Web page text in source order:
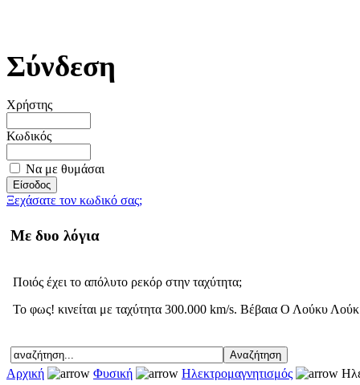
Σύνδεση
Χρήστης
Κωδικός
Να με θυμάσαι
Ξεχάσατε τον κωδικό σας;
Με δυο λόγια
Ποιός έχει το απόλυτο ρεκόρ στην ταχύτητα;
Το φως! κινείται με ταχύτητα 300.000 km/s. Βέβαια Ο Λούκυ
Αρχική Φυσική Ηλεκτρομαγνητισμός